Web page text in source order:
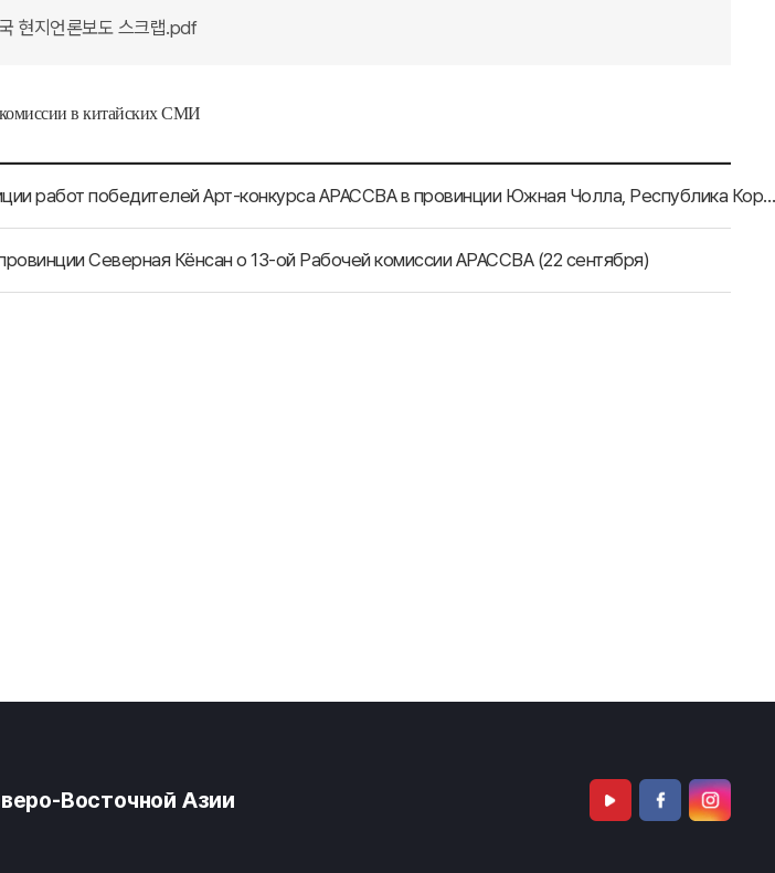
현지언론보도 스크랩.pdf
комиссии в китайских СМИ
Проведение экспозиции работ победителей Арт-конкурса АРАССВА в провинции Южная Чолла, Республика Корея (4 октября 2022 г.).
Северная Кёнсан о 13-ой Рабочей комиссии АРАССВА (22 сентября)
Восточной Азии